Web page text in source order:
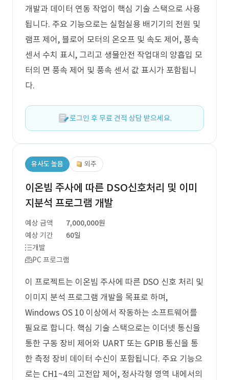
개발과 데이터 연동 작업이 핵심 기술 스택으로 사용
됩니다. 주요 기능으로는 실험실용 배기기의 전원 및
램프 제어, 블로어 모터의 온오프 및 속도 제어, 풍속
센서 수치 표시, 그리고 생물안전 작업대의 양흡입 모
터의 면 풍속 제어 및 풍속 센서 값 표시가 포함됩니
다.
로그인 후 무료 견적 상담 받으세요.
유사도 높음 외주
이온빔 주사에 따른 DSO신호처리 및 이미
지분석 프로그램 개발
예상 금액
7,000,000원
예상 기간
60일
개발
PC 프로그램
이 프로젝트는 이온빔 주사에 따른 DSO 신호 처리 및
이미지 분석 프로그램 개발을 목표로 하며,
Windows OS 10 이상에서 작동하는 소프트웨어를
필요로 합니다. 핵심 기술 스택으로는 이더넷 통신을
통한 구동 장비 제어와 UART 또는 GPIB 통신을 통
한 측정 장비 데이터 수신이 포함됩니다. 주요 기능으
로는 CH1~4의 고전압 제어, 정사각형 영역 내에서의